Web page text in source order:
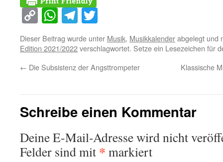
Copy
Link
WhatsApp
Telegram
Dieser Beitrag wurde unter Musik, Musikkalenderabgelegt und
Edition 2021/2022verschlagwortet. Setze ein Lesezeichen für
← Die Subsistenz der Angsttrompeter Klassische
Schreibe einen Kommentar
Deine E-Mail-Adresse wird nicht
Felder sind mit * markiert